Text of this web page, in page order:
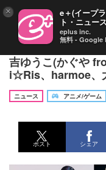
『アニサマ2026
吉ゆうこ(かぐや
i☆Ris、harmoe、
ニュース
アニメ/ゲーム
ポスト シェア
× e＋(イープ
ト・ニュー
eplus inc.
無料 - Google